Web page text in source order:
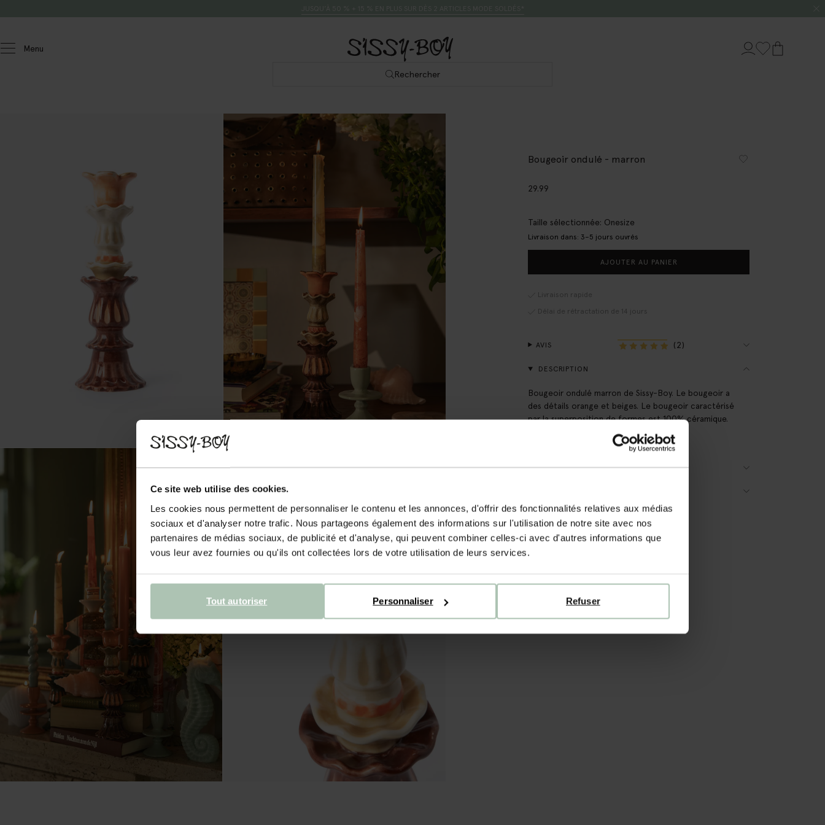
Ce site web utilise des cookies.
Les cookies nous permettent de personnaliser le contenu et les annonces, d'offrir des fonctionnalités relatives aux médias
sociaux et d'analyser notre trafic. Nous partageons également des informations sur l'utilisation de notre site avec nos
partenaires de médias sociaux, de publicité et d'analyse, qui peuvent combiner celles-ci avec d'autres informations que
vous leur avez fournies ou qu'ils ont collectées lors de votre utilisation de leurs services.
Refuser
Personnaliser
Tout autoriser
Menu
Rechercher
Bougeoir ondulé - marron
29.99
Taille sélectionnée: Onesize
Livraison dans: 3–5 jours ouvrés
AJOUTER AU PANIER
Livraison rapide
Délai de rétractation de 14 jours
AVIS (2)
DESCRIPTION
Bougeoir ondulé marron de Sissy-Boy. Le bougeoir a
des détails orange et beiges. Le bougeoir caractérisé
par la superposition de formes est 100% céramique.
Dimensions : 24,5x8,5x8,5 cm.
DÉTAILS DU PRODUIT